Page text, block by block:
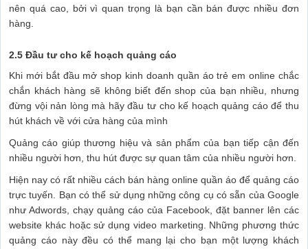
nên quá cao, bởi vì quan trọng là bạn cần bán được nhiều đơn
hàng.
2.5 Đầu tư cho kế hoạch quảng cáo
Khi mới bắt đầu mở shop kinh doanh quần áo trẻ em online chắc
chắn khách hàng sẽ không biết đến shop của bạn nhiều, nhưng
đừng vội nản lòng mà hãy đầu tư cho kế hoạch quảng cáo để thu
hút khách về với cửa hàng của mình
Quảng cáo giúp thương hiệu và sản phẩm của bạn tiếp cận đến
nhiều người hơn, thu hút được sự quan tâm của nhiều người hơn.
Hiện nay có rất nhiều cách bán hàng online quần áo để quảng cáo
trực tuyến. Bạn có thể sử dụng những công cụ có sẵn của Google
như Adwords, chạy quảng cáo của Facebook, đặt banner lên các
website khác hoặc sử dụng video marketing. Những phương thức
quảng cáo này đều có thể mang lại cho bạn một lượng khách